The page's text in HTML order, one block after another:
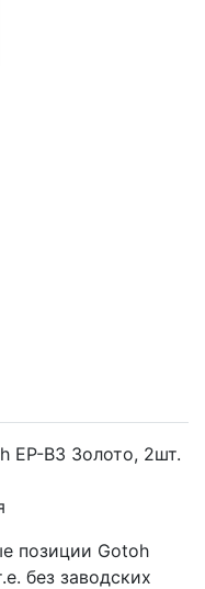
EP-B3 Золото, 2шт.
позиции Gotoh
без заводских